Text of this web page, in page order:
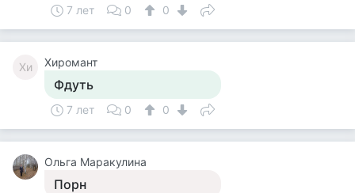
7 лет 0 0
Хи Хиромант
Фдуть
7 лет 0 0
Ольга Маракулина
Порн